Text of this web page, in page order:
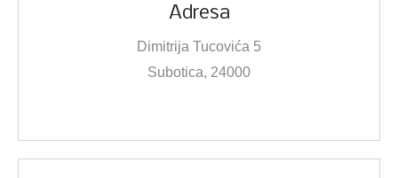
Adresa
Dimitrija Tucovića 5
Subotica, 24000